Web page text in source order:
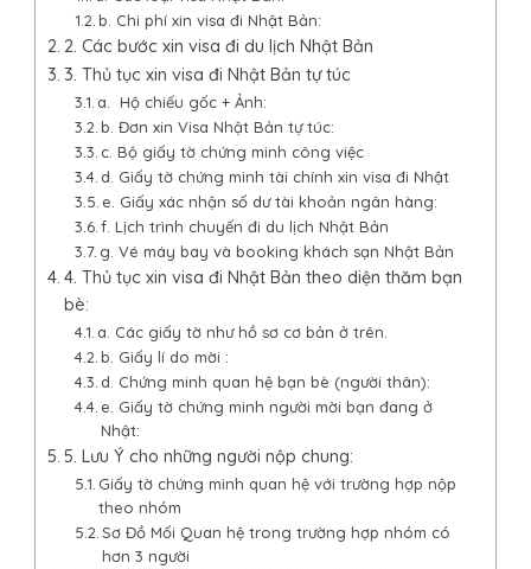
b. Chi phí xin visa đi Nhật Bản:
2. Các bước xin visa đi du lịch Nhật Bản
3. Thủ tục xin visa đi Nhật Bản tự túc
a. Hộ chiếu gốc + Ảnh:
b. Đơn xin Visa Nhật Bản tự túc:
c. Bộ giấy tờ chứng minh công việc
d. Giấy tờ chứng minh tài chính xin visa đi Nhật
e. Giấy xác nhận số dư tài khoản ngân hàng:
f. Lịch trình chuyến đi du lịch Nhật Bản
g. Vé máy bay và booking khách sạn Nhật Bản
4. Thủ tục xin visa đi Nhật Bản theo diện thăm bạn
bè:
a. Các giấy tờ như hồ sơ cơ bản ở trên.
b. Giấy lí do mời :
d. Chứng minh quan hệ bạn bè (người thân):
e. Giấy tờ chứng minh người mời bạn đang ở
Nhật:
5. Lưu Ý cho những người nộp chung:
Giấy tờ chứng minh quan hệ với trường hợp nộp
theo nhóm
Sơ Đồ Mối Quan hệ trong trường hợp nhóm có
hơn 3 người